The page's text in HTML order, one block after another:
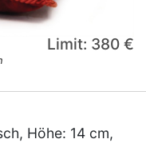
Limit: 380 €
Höhe: 14 cm,